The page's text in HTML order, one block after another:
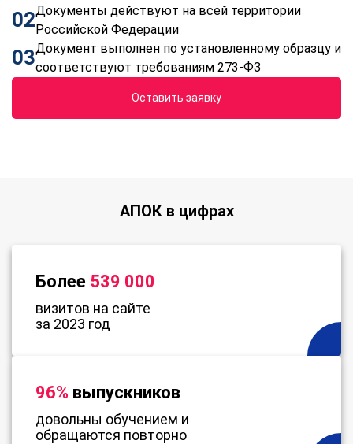
02Документы действуют на всей территории
Российской Федерации
03Документ выполнен по установленному образцу и
соответствуют требованиям 273-ФЗ
Оставить заявку
АПОК в цифрах
Более 539 000
визитов на сайте
за 2023 год
96% выпускников
довольны обучением и
обращаются повторно